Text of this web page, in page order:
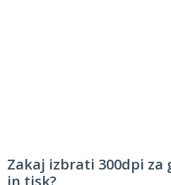
Zakaj izbrati 300dpi
in tisk?